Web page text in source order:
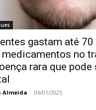
gastam até
no
rara que pode
Almeida - 06/01/2025